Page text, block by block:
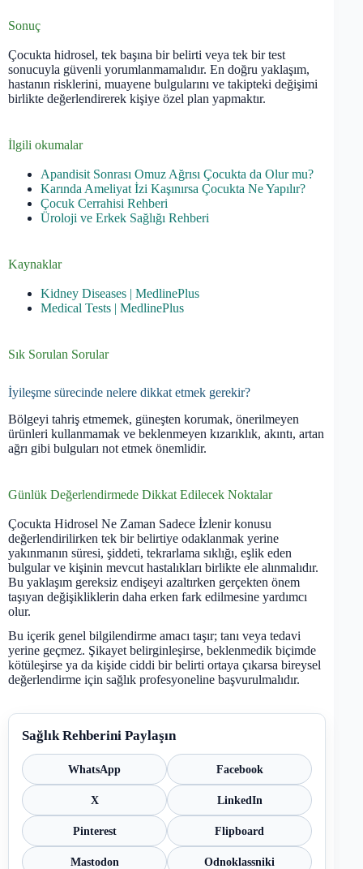
Sonuç
Çocukta hidrosel, tek başına bir belirti veya tek bir test
sonucuyla güvenli yorumlanmamalıdır. En doğru yaklaşım,
hastanın risklerini, muayene bulgularını ve takipteki değişimi
birlikte değerlendirerek kişiye özel plan yapmaktır.
İlgili okumalar
Apandisit Sonrası Omuz Ağrısı Çocukta da Olur mu?
Karında Ameliyat İzi Kaşınırsa Çocukta Ne Yapılır?
Çocuk Cerrahisi Rehberi
Üroloji ve Erkek Sağlığı Rehberi
Kaynaklar
Kidney Diseases | MedlinePlus
Medical Tests | MedlinePlus
Sık Sorulan Sorular
İyileşme sürecinde nelere dikkat etmek gerekir?
Bölgeyi tahriş etmemek, güneşten korumak, önerilmeyen
ürünleri kullanmamak ve beklenmeyen kızarıklık, akıntı, artan
ağrı gibi bulguları not etmek önemlidir.
Günlük Değerlendirmede Dikkat Edilecek Noktalar
Çocukta Hidrosel Ne Zaman Sadece İzlenir konusu
değerlendirilirken tek bir belirtiye odaklanmak yerine
yakınmanın süresi, şiddeti, tekrarlama sıklığı, eşlik eden
bulgular ve kişinin mevcut hastalıkları birlikte ele alınmalıdır.
Bu yaklaşım gereksiz endişeyi azaltırken gerçekten önem
taşıyan değişikliklerin daha erken fark edilmesine yardımcı
olur.
Bu içerik genel bilgilendirme amacı taşır; tanı veya tedavi
yerine geçmez. Şikayet belirginleşirse, beklenmedik biçimde
kötüleşirse ya da kişide ciddi bir belirti ortaya çıkarsa bireysel
değerlendirme için sağlık profesyoneline başvurulmalıdır.
Sağlık Rehberini Paylaşın
WhatsApp Facebook
X LinkedIn
Pinterest Flipboard
Mastodon Odnoklassniki